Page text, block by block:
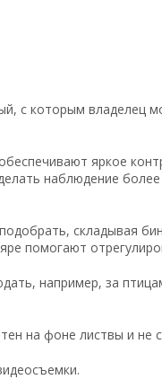
с которым владелец
яркое
наблюдение
складывая
помогают
например, за
на фоне листвы и не